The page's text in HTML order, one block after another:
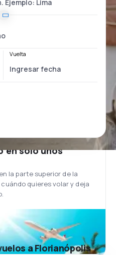
Vuelta
en solo unos
la parte superior de la
quieres volar y deja
a Florianópolis